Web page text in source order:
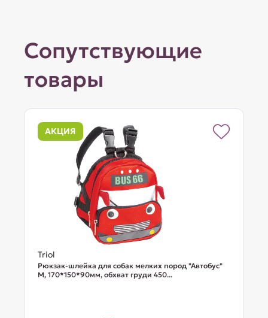
Сопутствующие
товары
АКЦИЯ
Triol
Рюкзак-шлейка для собак мелких пород "Автобус"
М, 170*150*90мм, обхват груди 450...